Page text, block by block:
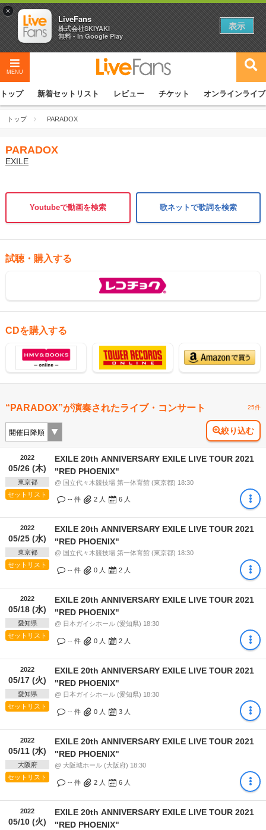
MENU
トップ 新着セットリスト レビュー チケット オンラインライブ
トップ PARADOX
PARADOX
EXILE
Youtubeで動画を検索 歌ネットで歌詞を検索
試聴・購入する
CDを購入する
“PARADOX”が演奏されたライブ・コンサート 25件
絞り込む
2022
05/26 (木)
東京都
セットリスト
EXILE 20th ANNIVERSARY EXILE LIVE TOUR 2021
"RED PHOENIX"
@ 国立代々木競技場 第一体育館 (東京都) 18:30
-- 件 2 人 6 人
2022
05/25 (水)
東京都
セットリスト
EXILE 20th ANNIVERSARY EXILE LIVE TOUR 2021
"RED PHOENIX"
@ 国立代々木競技場 第一体育館 (東京都) 18:30
-- 件 0 人 2 人
2022
05/18 (水)
愛知県
セットリスト
EXILE 20th ANNIVERSARY EXILE LIVE TOUR 2021
"RED PHOENIX"
@ 日本ガイシホール (愛知県) 18:30
-- 件 0 人 2 人
2022
05/17 (火)
愛知県
セットリスト
EXILE 20th ANNIVERSARY EXILE LIVE TOUR 2021
"RED PHOENIX"
@ 日本ガイシホール (愛知県) 18:30
-- 件 0 人 3 人
2022
05/11 (水)
大阪府
セットリスト
EXILE 20th ANNIVERSARY EXILE LIVE TOUR 2021
"RED PHOENIX"
@ 大阪城ホール (大阪府) 18:30
-- 件 2 人 6 人
2022
05/10 (火)
EXILE 20th ANNIVERSARY EXILE LIVE TOUR 2021
"RED PHOENIX"
×
LiveFans
株式会社SKIYAKI
無料 - In Google Play
表示